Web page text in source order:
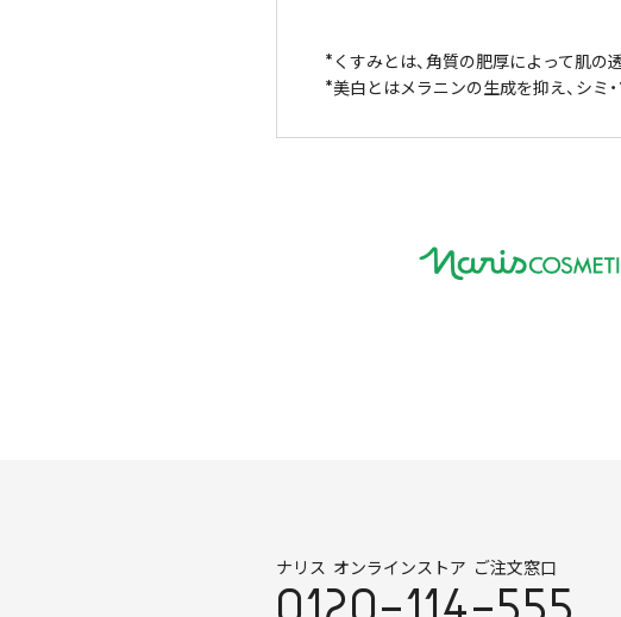
くすみとは、角質の肥厚によって肌の
美白とはメラニンの生成を抑え、シミ
ナリス オンラインストア ご注文窓口